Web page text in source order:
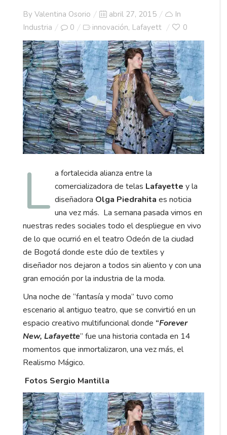
By Valentina Osorio
Posted
on
abril 27, 2015
In
Industria
0 innovación, Lafayett 0
L a fortalecida alianza entre la
comercializadora de telas Lafayette y la
diseñadora Olga Piedrahita es noticia
una vez más. La semana pasada vimos en
nuestras redes sociales todo el despliegue en vivo
de lo que ocurrió en el teatro Odeón de la ciudad
de Bogotá donde este dúo de textiles y
diseñador nos dejaron a todos sin aliento y con una
gran emoción por la industria de la moda.
Una noche de “fantasía y moda” tuvo como
escenario al antiguo teatro, que se convirtió en un
espacio creativo multifuncional donde “Forever
New, Lafayette” fue una historia contada en 14
momentos que inmortalizaron, una vez más, el
Realismo Mágico.
Fotos Sergio Mantilla